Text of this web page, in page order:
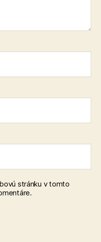
stránku v tomto